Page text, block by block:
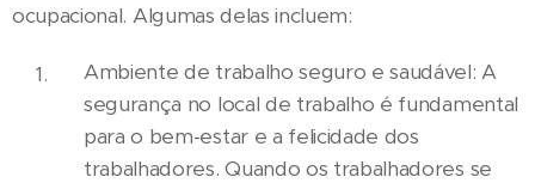
ocupacional. Algumas delas incluem:
Ambiente de trabalho seguro e saudável: A
segurança no local de trabalho é fundamental
para o bem-estar e a felicidade dos
trabalhadores. Quando os trabalhadores se